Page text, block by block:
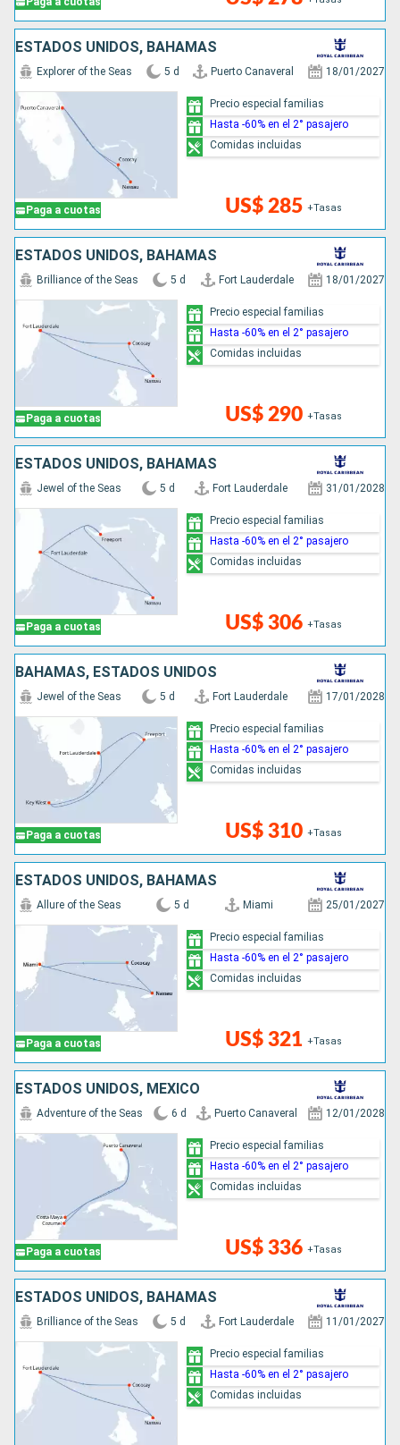
ESTADOS UNIDOS, BAHAMAS
Paga a cuotas
Explorer of the Seas 5 d Puerto Canaveral 18/01/2027
US$ 285 +Tasas
Precio especial familias
Hasta -60% en el 2° pasajero
Comidas incluidas
ESTADOS UNIDOS, BAHAMAS
Paga a cuotas
Brilliance of the Seas 5 d Fort Lauderdale 18/01/2027
US$ 290 +Tasas
Precio especial familias
Hasta -60% en el 2° pasajero
Comidas incluidas
ESTADOS UNIDOS, BAHAMAS
Paga a cuotas
Jewel of the Seas 5 d Fort Lauderdale 31/01/2028
US$ 306 +Tasas
Precio especial familias
Hasta -60% en el 2° pasajero
Comidas incluidas
BAHAMAS, ESTADOS UNIDOS
Paga a cuotas
Jewel of the Seas 5 d Fort Lauderdale 17/01/2028
US$ 310 +Tasas
Precio especial familias
Hasta -60% en el 2° pasajero
Comidas incluidas
ESTADOS UNIDOS, BAHAMAS
Paga a cuotas
Allure of the Seas 5 d Miami 25/01/2027
US$ 321 +Tasas
Precio especial familias
Hasta -60% en el 2° pasajero
Comidas incluidas
ESTADOS UNIDOS, MÉXICO
Paga a cuotas
Adventure of the Seas 6 d Puerto Canaveral 12/01/2028
US$ 336 +Tasas
Precio especial familias
Hasta -60% en el 2° pasajero
Comidas incluidas
ESTADOS UNIDOS, BAHAMAS
Brilliance of the Seas 5 d Fort Lauderdale 11/01/2027
Precio especial familias
Hasta -60% en el 2° pasajero
Comidas incluidas